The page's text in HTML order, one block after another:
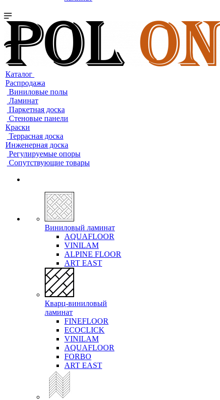
Каталог
Распродажа
Виниловые полы
Ламинат
Паркетная доска
Стеновые панели
Краски
Террасная доска
Инженерная доска
Регулируемые опоры
Сопутствующие товары
Виниловый ламинат
AQUAFLOOR
VINILAM
ALPINE FLOOR
ART EAST
Кварц-виниловый
ламинат
FINEFLOOR
ECOCLICK
VINILAM
AQUAFLOOR
FORBO
ART EAST